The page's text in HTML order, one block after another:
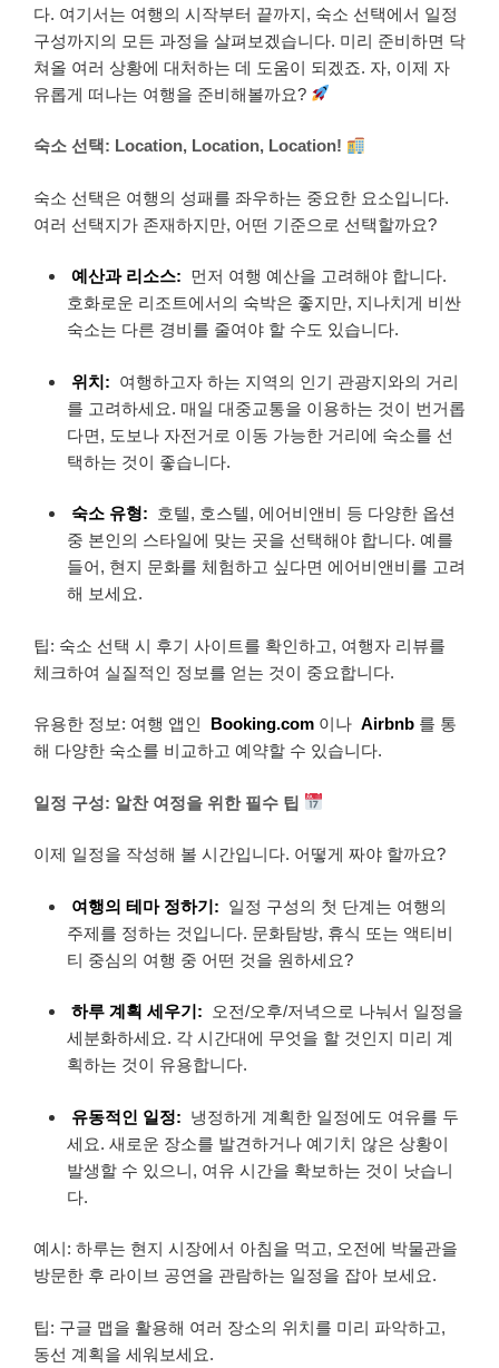
다. 여기서는 여행의 시작부터 끝까지, 숙소 선택에서 일정
구성까지의 모든 과정을 살펴보겠습니다. 미리 준비하면 닥
쳐올 여러 상황에 대처하는 데 도움이 되겠죠. 자, 이제 자
유롭게 떠나는 여행을 준비해볼까요?
숙소 선택: Location, Location, Location!
숙소 선택은 여행의 성패를 좌우하는 중요한 요소입니다.
여러 선택지가 존재하지만, 어떤 기준으로 선택할까요?
예산과 리소스: 먼저 여행 예산을 고려해야 합니다.
호화로운 리조트에서의 숙박은 좋지만, 지나치게 비싼
숙소는 다른 경비를 줄여야 할 수도 있습니다.
위치: 여행하고자 하는 지역의 인기 관광지와의 거리
를 고려하세요. 매일 대중교통을 이용하는 것이 번거롭
다면, 도보나 자전거로 이동 가능한 거리에 숙소를 선
택하는 것이 좋습니다.
숙소 유형: 호텔, 호스텔, 에어비앤비 등 다양한 옵션
중 본인의 스타일에 맞는 곳을 선택해야 합니다. 예를
들어, 현지 문화를 체험하고 싶다면 에어비앤비를 고려
해 보세요.
팁: 숙소 선택 시 후기 사이트를 확인하고, 여행자 리뷰를
체크하여 실질적인 정보를 얻는 것이 중요합니다.
유용한 정보: 여행 앱인 Booking.com 이나 Airbnb 를 통
해 다양한 숙소를 비교하고 예약할 수 있습니다.
일정 구성: 알찬 여정을 위한 필수 팁
이제 일정을 작성해 볼 시간입니다. 어떻게 짜야 할까요?
여행의 테마 정하기: 일정 구성의 첫 단계는 여행의
주제를 정하는 것입니다. 문화탐방, 휴식 또는 액티비
티 중심의 여행 중 어떤 것을 원하세요?
하루 계획 세우기:
오전/오후/저녁으로 나눠서 일정을
세분화하세요. 각 시간대에 무엇을 할 것인지 미리 계
획하는 것이 유용합니다.
유동적인 일정: 냉정하게 계획한 일정에도 여유를 두
세요. 새로운 장소를 발견하거나 예기치 않은 상황이
발생할 수 있으니, 여유 시간을 확보하는 것이 낫습니
다.
예시: 하루는 현지 시장에서 아침을 먹고, 오전에 박물관을
방문한 후 라이브 공연을 관람하는 일정을 잡아 보세요.
팁: 구글 맵을 활용해 여러 장소의 위치를 미리 파악하고,
동선 계획을 세워보세요.